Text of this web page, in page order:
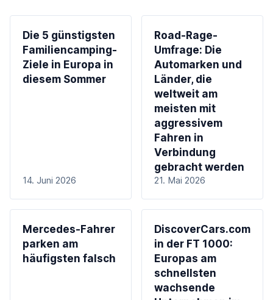
Die 5 günstigsten
Familiencamping-
Ziele in Europa in
diesem Sommer
14. Juni 2026
Road-Rage-
Umfrage: Die
Automarken und
Länder, die
weltweit am
meisten mit
aggressivem
Fahren in
Verbindung
gebracht werden
21. Mai 2026
Mercedes-Fahrer
parken am
häufigsten falsch
DiscoverCars.com
in der FT 1000:
Europas am
schnellsten
wachsende